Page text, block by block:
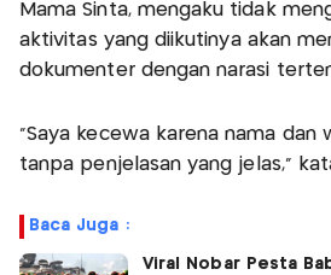
Mama Sinta, mengaku tidak
aktivitas yang diikutinya akan
dokumenter dengan narasi
"Saya kecewa karena nama dan
tanpa penjelasan yang jelas,"
Baca Juga :
Viral Nobar Pesta